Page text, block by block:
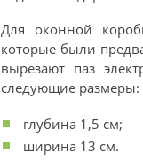
Для оконной
которые были
вырезают паз
следующие размеры:
глубина 1,5 см;
ширина 13 см.